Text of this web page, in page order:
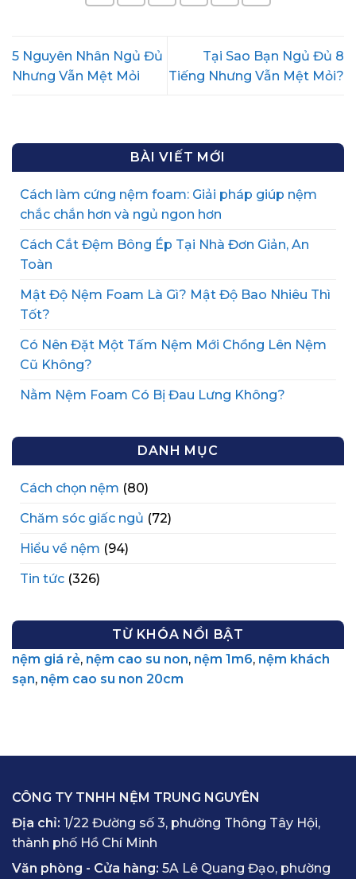
5 Nguyên Nhân Ngủ Đủ
Nhưng Vẫn Mệt Mỏi
Tại Sao Bạn Ngủ Đủ 8
Tiếng Nhưng Vẫn Mệt Mỏi?
BÀI VIẾT MỚI
Cách làm cứng nệm foam: Giải pháp giúp nệm
chắc chắn hơn và ngủ ngon hơn
Cách Cắt Đệm Bông Ép Tại Nhà Đơn Giản, An
Toàn
Mật Độ Nệm Foam Là Gì? Mật Độ Bao Nhiêu Thì
Tốt?
Có Nên Đặt Một Tấm Nệm Mới Chồng Lên Nệm
Cũ Không?
Nằm Nệm Foam Có Bị Đau Lưng Không?
DANH MỤC
Cách chọn nệm (80)
Chăm sóc giấc ngủ (72)
Hiểu về nệm (94)
Tin tức (326)
TỪ KHÓA NỔI BẬT
nệm giá rẻ, nệm cao su non, nệm 1m6, nệm khách
sạn, nệm cao su non 20cm
CÔNG TY TNHH NỆM TRUNG NGUYÊN
Địa chỉ: 1/22 Đường số 3, phường Thông Tây Hội,
thành phố Hồ Chí Minh
Văn phòng - Cửa hàng: 5A Lê Quang Đạo, phường